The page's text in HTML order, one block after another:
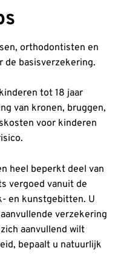
orthodontisten en
de basisverzekering.
tot 18 jaar
van kronen, bruggen,
voor kinderen
heel beperkt deel van
vergoed vanuit de
en kunstgebitten. U
verzekering
aanvullend wilt
bepaalt u natuurlijk